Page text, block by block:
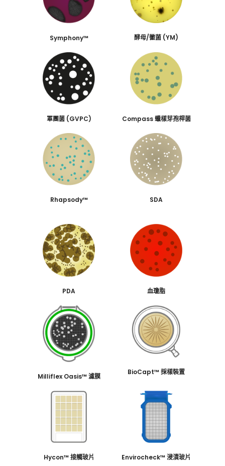
Symphony™ 酵母/黴菌 (YM)
軍團菌 (GVPC) Compass 蠟樣芽孢桿菌
Rhapsody™ SDA
PDA 血瓊脂
Milliflex Oasis™ 濾膜
BioCapt™ 採樣裝置
Hycon™ 接觸玻片 Envirocheck™ 浸漬玻片